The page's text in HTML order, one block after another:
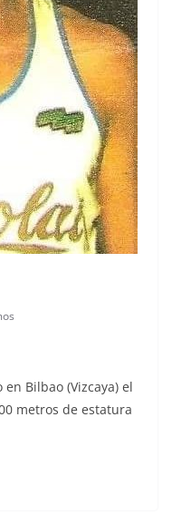
Bilbao (Vizcaya) el
metros de estatura